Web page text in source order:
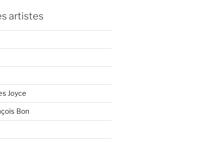
artistes
Joyce
Bon